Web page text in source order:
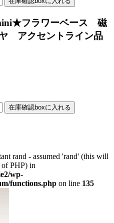
フラワーベース 磁
アクセントライン品
rand - assumed 'rand' (this will
PHP) in
wp-
functions.php on line 135